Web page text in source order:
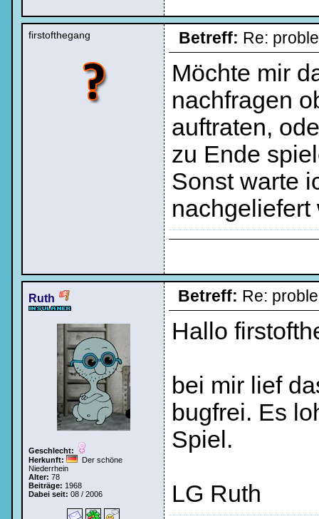
firstofthegang Betreff: Re:
Möchte mir
nachfragen
auftraten,
zu Ende
Sonst warte
nachgeliefert
Ruth
Geschlecht:
Herkunft:
Der schöne
Niederrhein
Alter: 78
Beiträge: 1968
Dabei seit: 08 / 2006
Betreff: Re:
Hallo
bei mir lief
bugfrei. Es
Spiel.
LG Ruth